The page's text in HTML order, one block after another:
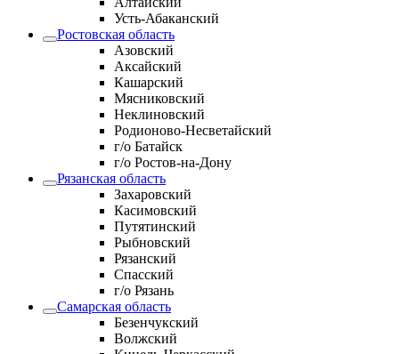
Усть-Абаканский
Ростовская область
Азовский
Аксайский
Кашарский
Мясниковский
Неклиновский
Родионово-Несветайский
г/о Батайск
г/о Ростов-на-Дону
Рязанская область
Захаровский
Касимовский
Путятинский
Рыбновский
Рязанский
Спасский
г/о Рязань
Самарская область
Безенчукский
Волжский